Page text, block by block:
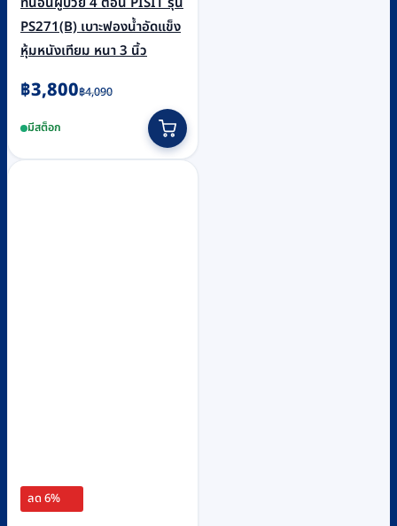
PS271(B) เบาะฟองน้ำอัดแข็ง
หุ้มหนังเทียม หนา 3 นิ้ว
฿4,090
Original
was:
฿4,090.
฿3,800
Current
is:
฿3,800.
มีสต็อก
ลด 6%